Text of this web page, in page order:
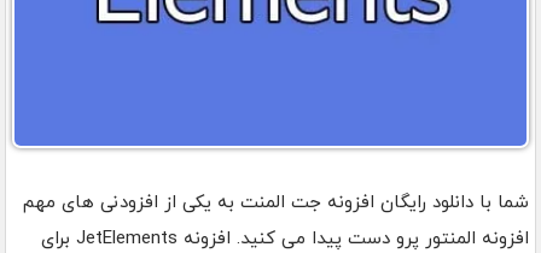
شما با دانلود رایگان افزونه جت المنت به یکی از افزودنی های مهم
افزونه المنتور پرو دست پیدا می کنید. افزونه JetElements برای